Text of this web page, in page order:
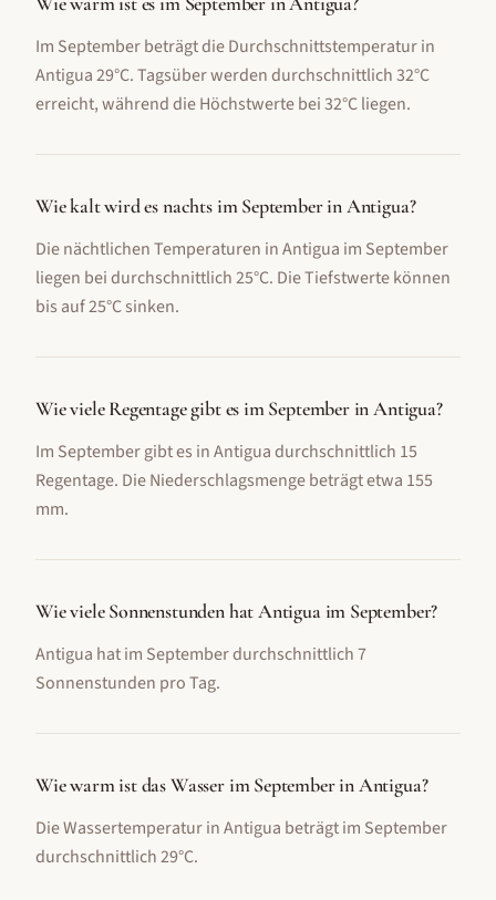
Im September beträgt die Durchschnittstemperatur in
Antigua 29°C. Tagsüber werden durchschnittlich 32°C
erreicht, während die Höchstwerte bei 32°C liegen.
Wie kalt wird es nachts im September in Antigua?
Die nächtlichen Temperaturen in Antigua im September
liegen bei durchschnittlich 25°C. Die Tiefstwerte können
bis auf 25°C sinken.
Wie viele Regentage gibt es im September in Antigua?
Im September gibt es in Antigua durchschnittlich 15
Regentage. Die Niederschlagsmenge beträgt etwa 155
mm.
Wie viele Sonnenstunden hat Antigua im September?
Antigua hat im September durchschnittlich 7
Sonnenstunden pro Tag.
Wie warm ist das Wasser im September in Antigua?
Die Wassertemperatur in Antigua beträgt im September
durchschnittlich 29°C.